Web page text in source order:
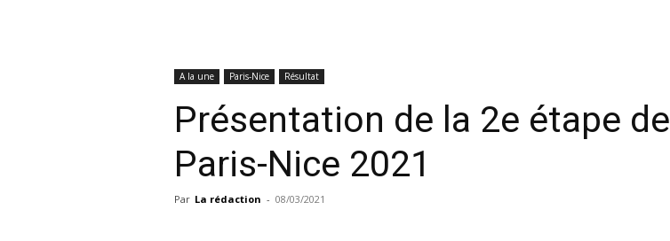
A la une Paris-Nice Résultat
Présentation de la 2e étape de
Paris-Nice 2021
Par La rédaction - 08/03/2021